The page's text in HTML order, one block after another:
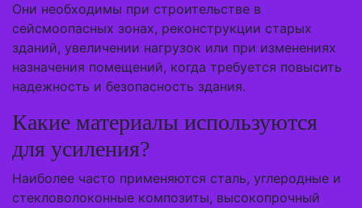
Они необходимы при строительстве в
сейсмоопасных зонах, реконструкции старых
зданий, увеличении нагрузок или при изменениях
назначения помещений, когда требуется повысить
надежность и безопасность здания.
Какие материалы используются
для усиления?
Наиболее часто применяются сталь, углеродные и
стекловолоконные композиты, высокопрочный